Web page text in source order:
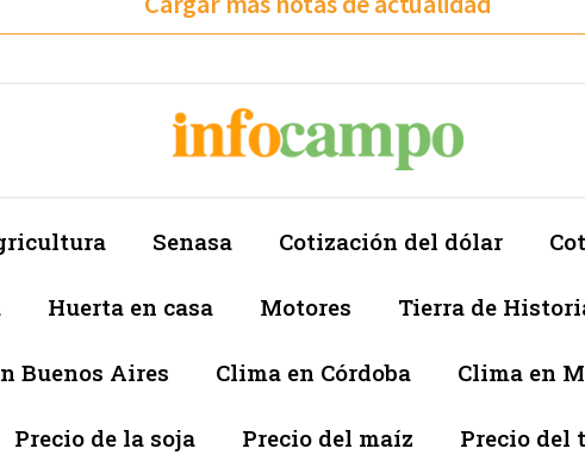
Senasa Cotización del dólar
Huerta en casa Motores Tierra de
Buenos Aires Clima en Córdoba Clima en
Precio de la soja Precio del maíz Precio del